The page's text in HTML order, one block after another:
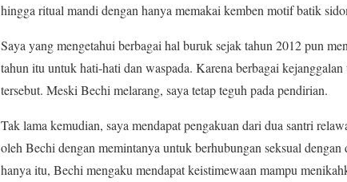
hingga ritual mandi dengan hanya memakai kemben motif batik
Saya yang mengetahui berbagai hal buruk sejak tahun 2012 pun
tahun itu untuk hati-hati dan waspada. Karena berbagai
tersebut. Meski Bechi melarang, saya tetap teguh pada pendirian.
Tak lama kemudian, saya mendapat pengakuan dari dua santri
oleh Bechi dengan memintanya untuk berhubungan seksual
hanya itu, Bechi mengaku mendapat keistimewaan mampu